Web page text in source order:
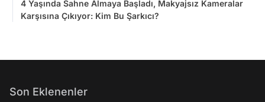
4 Yaşında Sahne Almaya Başladı, Makyajsız Kameralar
Karşısına Çıkıyor: Kim Bu Şarkıcı?
Son Eklenenler